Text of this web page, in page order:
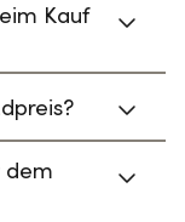
Kauf
dem